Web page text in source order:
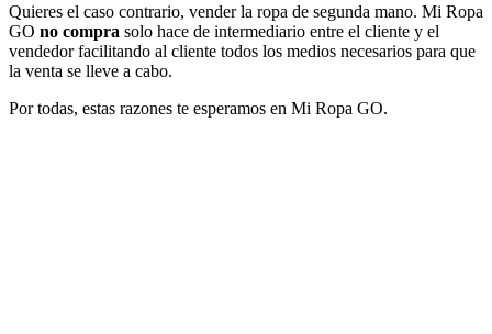
Quieres el caso contrario, vender la ropa de segunda mano. Mi Ropa
GO no compra solo hace de intermediario entre el cliente y el
vendedor facilitando al cliente todos los medios necesarios para que
la venta se lleve a cabo.
Por todas, estas razones te esperamos en Mi Ropa GO.